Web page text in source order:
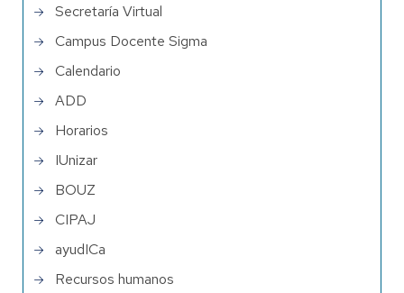
Secretaría Virtual
Campus Docente Sigma
Calendario
ADD
Horarios
IUnizar
BOUZ
CIPAJ
ayudICa
Recursos humanos